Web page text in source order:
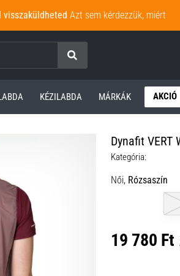
visszaküldheted Azt sem kérdezzük, miért
Keresés
KÉZILABDA MÁRKÁK AKCIÓ
Dynafit VERT
Kategória:
Női, Rózsaszín
19 780 Ft